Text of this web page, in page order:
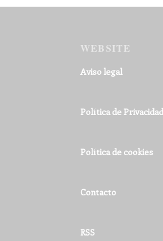
WEBSITE
Aviso legal
Política de Privacidad
Política de cookies
Contacto
RSS